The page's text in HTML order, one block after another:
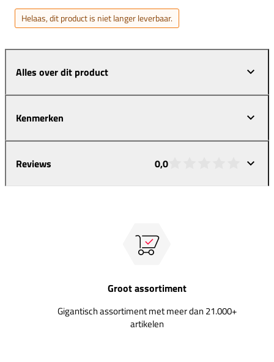
Helaas, dit product is niet langer leverbaar.
Alles over dit product
Kenmerken
Reviews 0,0
Groot assortiment
Gigantisch assortiment met meer dan 21.000+
artikelen